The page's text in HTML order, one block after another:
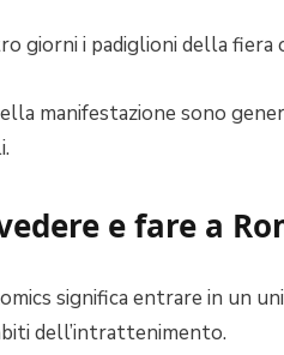
giorni i padiglioni della fiera
manifestazione sono
e fare a
significa entrare in un
dell’intrattenimento.